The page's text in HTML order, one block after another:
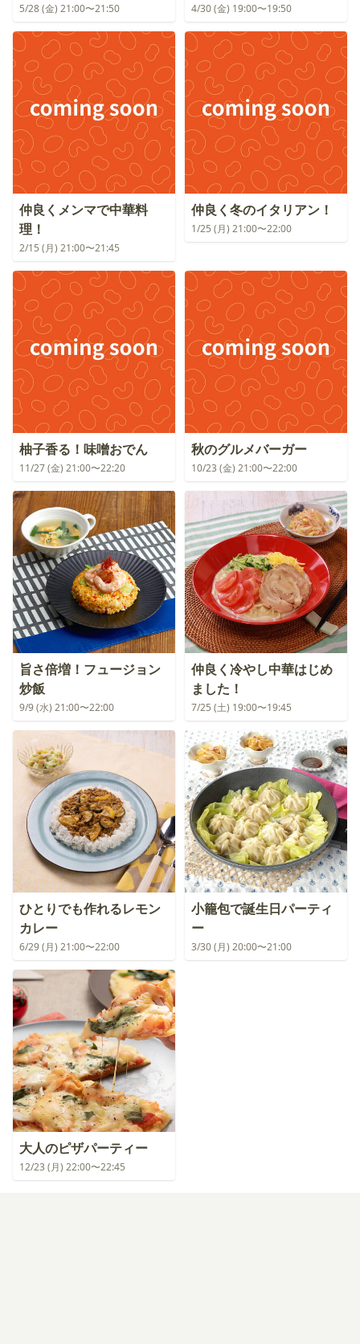
5/28 (金) 21:00〜21:50 4/30 (金) 19:00〜19:50
仲良くメンマで中華料
理！
2/15 (月) 21:00〜21:45
仲良く冬のイタリアン！
1/25 (月) 21:00〜22:00
柚子香る！味噌おでん
11/27 (金) 21:00〜22:20
秋のグルメバーガー
10/23 (金) 21:00〜22:00
旨さ倍増！フュージョン
炒飯
9/9 (水) 21:00〜22:00
仲良く冷やし中華はじめ
ました！
7/25 (土) 19:00〜19:45
ひとりでも作れるレモン
カレー
6/29 (月) 21:00〜22:00
小籠包で誕生日パーティ
ー
3/30 (月) 20:00〜21:00
大人のピザパーティー
12/23 (月) 22:00〜22:45